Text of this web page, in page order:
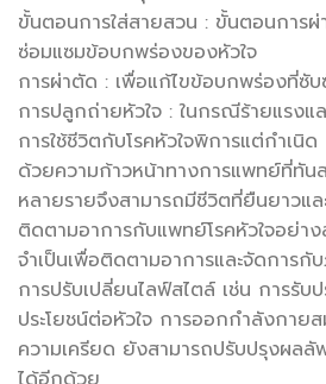
ขั้นตอนการใส่สายสวน : ขั้นตอนการ
ซ่อมแซมข้อบกพร่องของหัวใจ
การผ่าตัด : เพื่อแก้ไขข้อบกพร่องที่ซับ
การปลูกถ่ายหัวใจ : ในกรณีร้ายแรงแ
การใช้ชีวิตกับโรคหัวใจพิการแต่กำเนิด
ด้วยความก้าวหน้าทางการแพทย์ที่ทัน
หลายรายจึงสามารถมีชีวิตที่ยืนยาวแ
ติดตามอาการกับแพทย์โรคหัวใจอย่า
จำเป็นเพื่อติดตามอาการและจัดการกั
การปรับเปลี่ยนไลฟ์สไตล์ เช่น การรับ
ประโยชน์ต่อหัวใจ การออกกำลังกาย
ความเครียด ยังสามารถปรับปรุงผล